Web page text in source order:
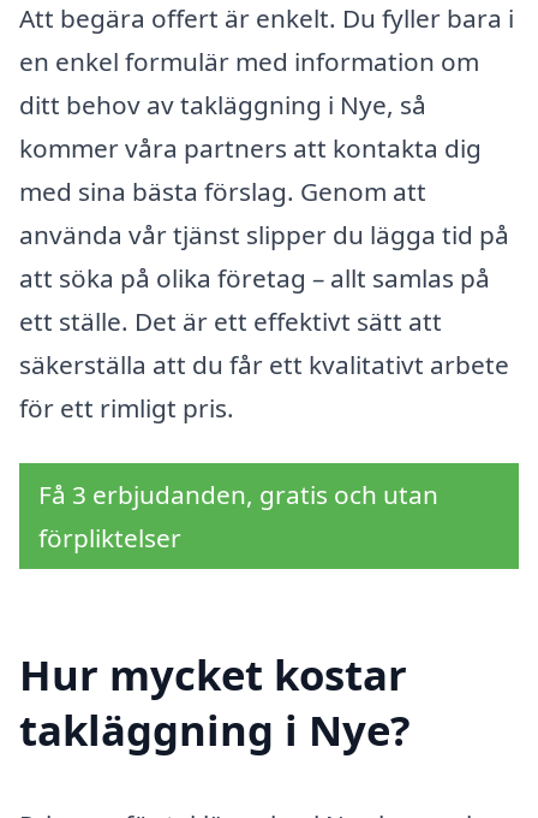
Att begära offert är enkelt. Du fyller bara i
en enkel formulär med information om
ditt behov av takläggning i Nye, så
kommer våra partners att kontakta dig
med sina bästa förslag. Genom att
använda vår tjänst slipper du lägga tid på
att söka på olika företag – allt samlas på
ett ställe. Det är ett effektivt sätt att
säkerställa att du får ett kvalitativt arbete
för ett rimligt pris.
Få 3 erbjudanden, gratis och utan
förpliktelser
Hur mycket kostar
takläggning i Nye?